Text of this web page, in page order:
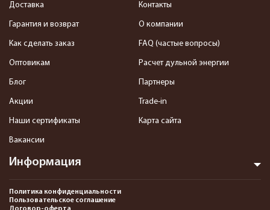
Информация
Доставка
Гарантия и возврат
Как сделать заказ
Оптовикам
Блог
Акции
Наши сертификаты
Вакансии
Контакты
О компании
FAQ (частые вопросы)
Расчет дульной энергии
Партнеры
Trade-in
Карта сайта
Политика конфиденциальности
Пользовательское соглашение